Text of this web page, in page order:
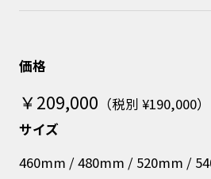
価格
￥209,000 （税別 ¥190,000）
サイズ
460mm / 480mm / 520mm /